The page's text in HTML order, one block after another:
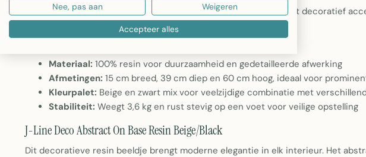
imposante hoogte van 60 centimeter vormt dit stuk een markant decoratief
een hoek van de woonkamer.
Materiaal: 100% resin voor duurzaamheid en gedetailleerde afwerking
Afmetingen: 15 cm breed, 39 cm diep en 60 cm hoog, ideaal voor
Kleurpalet: Beige en zwart mix voor veelzijdige combinatie met
Stabiliteit: Weegt 3,6 kg en rust stevig op een voet voor veilige opstelling
J-Line Deco Abstract On Base Resin Beige/Black
Dit decoratieve resin beeldje brengt moderne elegantie in elk interieur. Het
Nee, pas aan Weigeren
Accepteer alles